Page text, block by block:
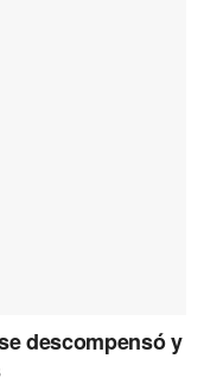
descompensó y